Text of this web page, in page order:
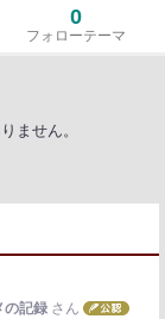
0
フォローテーマ
ません。
の記録 さん